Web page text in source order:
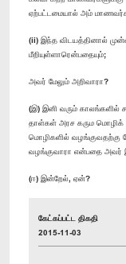
ஏற்பட்டமையால் அம்
(ii) இந்த விடயத்தினால்
மீறியுள்ளாரென்பதையும்;
அவர் மேலும் அறிவாரா?
(இ) இனி வரும் காலங்களில்
தாள்கள் அரச கரும
மொழிகளில் வழங்குவதற்கு
வழங்குவாரா என்பதை அவர்
(ஈ) இன்றேல், ஏன்?
கேட்கப்பட்ட திகதி
2015-11-03